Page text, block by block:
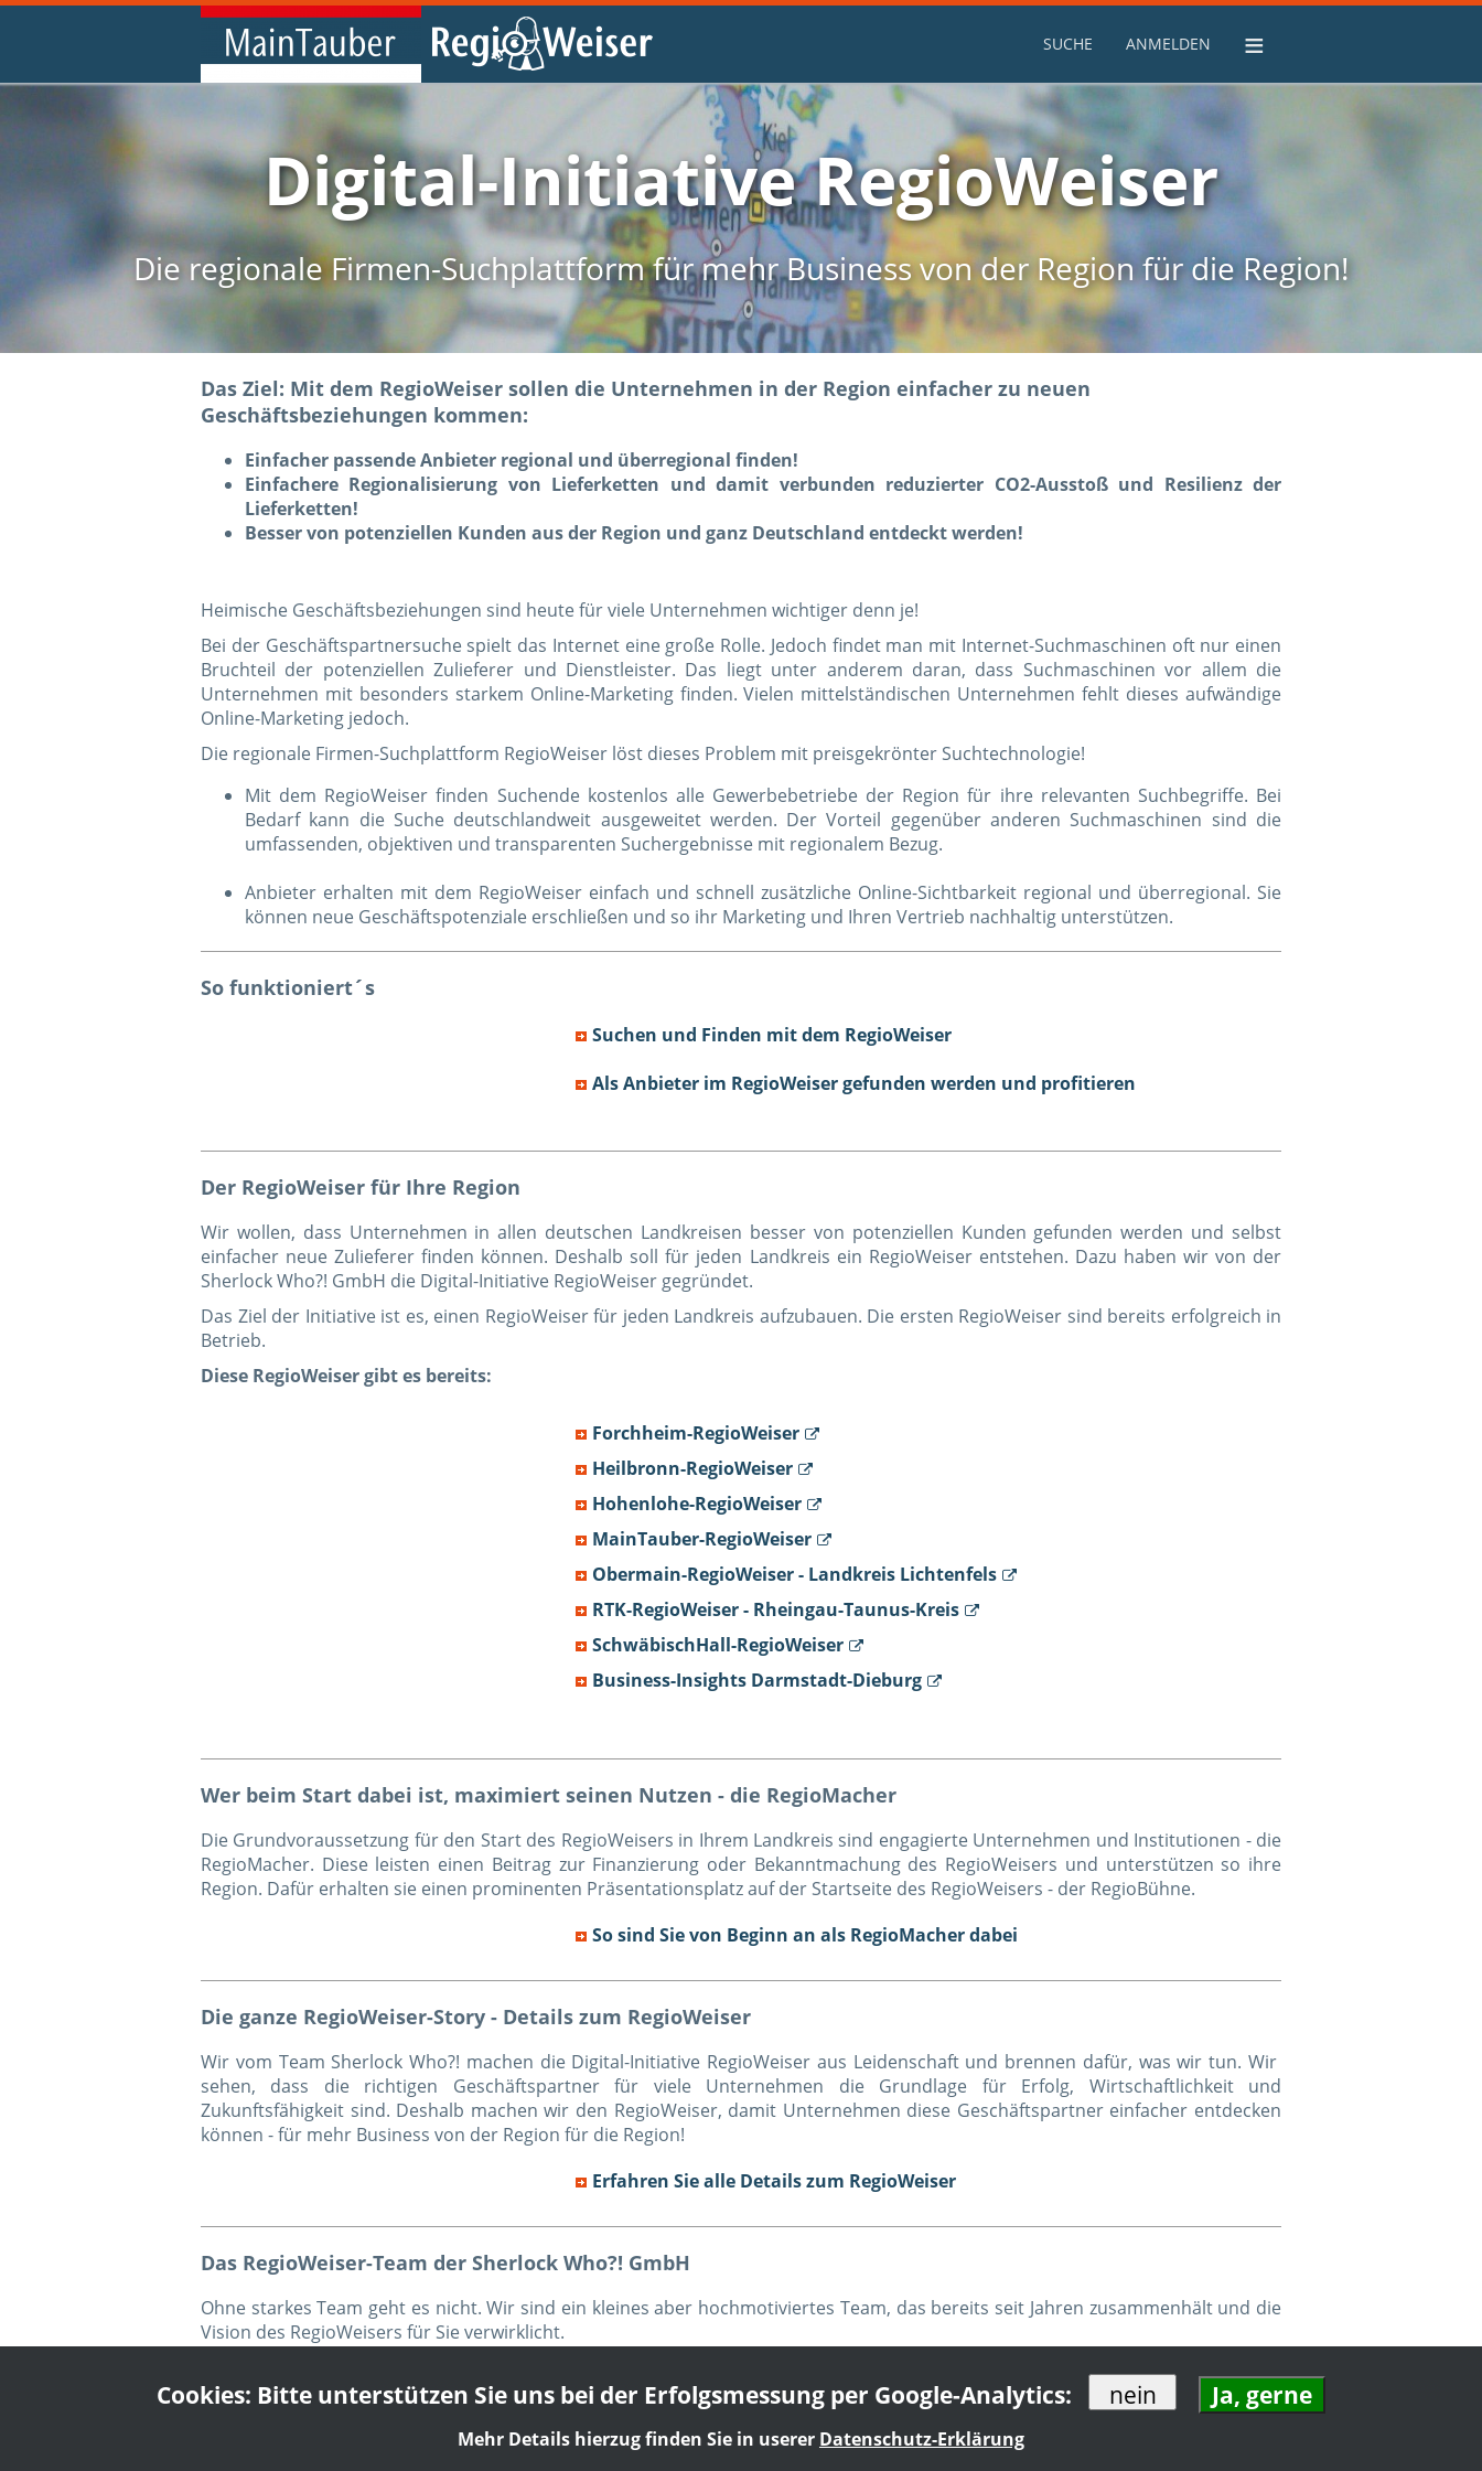
SUCHE ANMELDEN ≡
Digital-Initiative RegioWeiser
Die regionale Firmen-Suchplattform für mehr Business von der Region für die Region!
Das Ziel: Mit dem RegioWeiser sollen die Unternehmen in der Region einfacher zu neuen
Geschäftsbeziehungen kommen:
Einfacher passende Anbieter regional und überregional finden!
Einfachere Regionalisierung von Lieferketten und damit verbunden reduzierter CO2-Ausstoß und Resilienz der
Lieferketten!
Besser von potenziellen Kunden aus der Region und ganz Deutschland entdeckt werden!
Heimische Geschäftsbeziehungen sind heute für viele Unternehmen wichtiger denn je!
Bei der Geschäftspartnersuche spielt das Internet eine große Rolle. Jedoch findet man mit Internet-Suchmaschinen oft nur einen
Bruchteil der potenziellen Zulieferer und Dienstleister. Das liegt unter anderem daran, dass Suchmaschinen vor allem die
Unternehmen mit besonders starkem Online-Marketing finden. Vielen mittelständischen Unternehmen fehlt dieses aufwändige
Online-Marketing jedoch.
Die regionale Firmen-Suchplattform RegioWeiser löst dieses Problem mit preisgekrönter Suchtechnologie!
Mit dem RegioWeiser finden Suchende kostenlos alle Gewerbebetriebe der Region für ihre relevanten Suchbegriffe. Bei
Bedarf kann die Suche deutschlandweit ausgeweitet werden. Der Vorteil gegenüber anderen Suchmaschinen sind die
umfassenden, objektiven und transparenten Suchergebnisse mit regionalem Bezug.
Anbieter erhalten mit dem RegioWeiser einfach und schnell zusätzliche Online-Sichtbarkeit regional und überregional. Sie
können neue Geschäftspotenziale erschließen und so ihr Marketing und Ihren Vertrieb nachhaltig unterstützen.
So funktioniert´s
Suchen und Finden mit dem RegioWeiser
Als Anbieter im RegioWeiser gefunden werden und profitieren
Der RegioWeiser für Ihre Region
Wir wollen, dass Unternehmen in allen deutschen Landkreisen besser von potenziellen Kunden gefunden werden und selbst
einfacher neue Zulieferer finden können. Deshalb soll für jeden Landkreis ein RegioWeiser entstehen. Dazu haben wir von der
Sherlock Who?! GmbH die Digital-Initiative RegioWeiser gegründet.
Das Ziel der Initiative ist es, einen RegioWeiser für jeden Landkreis aufzubauen. Die ersten RegioWeiser sind bereits erfolgreich in
Betrieb.
Diese RegioWeiser gibt es bereits:
Forchheim-RegioWeiser
Heilbronn-RegioWeiser
Hohenlohe-RegioWeiser
MainTauber-RegioWeiser
Obermain-RegioWeiser - Landkreis Lichtenfels
RTK-RegioWeiser - Rheingau-Taunus-Kreis
SchwäbischHall-RegioWeiser
Business-Insights Darmstadt-Dieburg
Wer beim Start dabei ist, maximiert seinen Nutzen - die RegioMacher
Die Grundvoraussetzung für den Start des RegioWeisers in Ihrem Landkreis sind engagierte Unternehmen und Institutionen - die
RegioMacher. Diese leisten einen Beitrag zur Finanzierung oder Bekanntmachung des RegioWeisers und unterstützen so ihre
Region. Dafür erhalten sie einen prominenten Präsentationsplatz auf der Startseite des RegioWeisers - der RegioBühne.
So sind Sie von Beginn an als RegioMacher dabei
Die ganze RegioWeiser-Story - Details zum RegioWeiser
Wir vom Team Sherlock Who?! machen die Digital-Initiative RegioWeiser aus Leidenschaft und brennen dafür, was wir tun. Wir
sehen, dass die richtigen Geschäftspartner für viele Unternehmen die Grundlage für Erfolg, Wirtschaftlichkeit und
Zukunftsfähigkeit sind. Deshalb machen wir den RegioWeiser, damit Unternehmen diese Geschäftspartner einfacher entdecken
können - für mehr Business von der Region für die Region!
Erfahren Sie alle Details zum RegioWeiser
Das RegioWeiser-Team der Sherlock Who?! GmbH
Ohne starkes Team geht es nicht. Wir sind ein kleines aber hochmotiviertes Team, das bereits seit Jahren zusammenhält und die
Vision des RegioWeisers für Sie verwirklicht.
Cookies: Bitte unterstützen Sie uns bei der Erfolgsmessung per Google-Analytics:
Mehr Details hierzug finden Sie in userer Datenschutz-Erklärung